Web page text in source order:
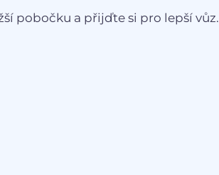
pobočku a přijďte si pro lepší vůz.